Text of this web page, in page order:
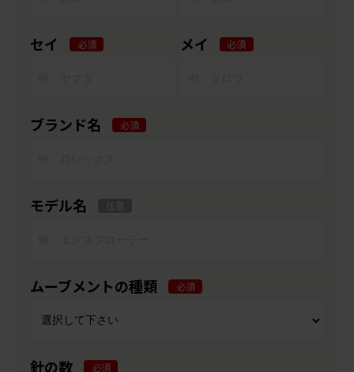
セイ 必須 メイ 必須
ブランド名 必須
モデル名
ムーブメントの種類 必須
針の数 必須